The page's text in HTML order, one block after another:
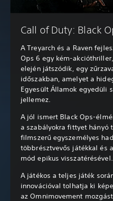
Call of Duty: Black
A Treyarch és a Raven
Ops 6 egy kém-
elején játszódik, egy
időszakban, amelyet a
Egyesült Államok egyedüli
jellemez.
A jól ismert Black Ops-
a szabályokra fittyet hányó
filmszerű egyszemélyes
többrésztvevős játékkal és
mód epikus visszatérésével.
A játékos a teljes játék
innovációval tolhatja ki
az Omnimovement